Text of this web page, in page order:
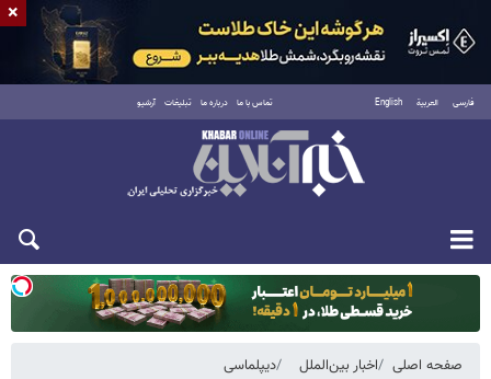
فارسی العربية English تماس با ما درباره ما تبلیغات آرشیو
یکشنبه ۱۸ مرداد ۱۴۰۵
صفحه اصلی اخبار بین‌الملل دیپلماسی
×